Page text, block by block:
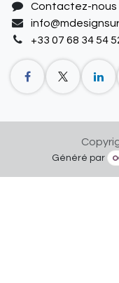
Contactez-nous
+33 07 68 34 54
Généré par